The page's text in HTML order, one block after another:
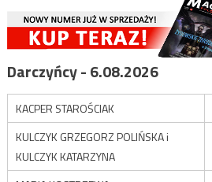
Darczyńcy - 6.08.2026
KACPER STAROŚCIAK
KULCZYK GRZEGORZ POLIŃSKA i
KULCZYK KATARZYNA